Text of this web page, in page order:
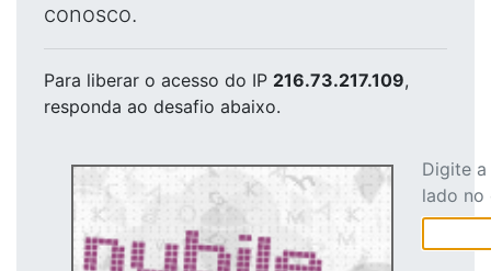
conosco.
Para liberar o acesso do IP 216.73.217.109,
responda ao desafio abaixo.
Digite
lado no